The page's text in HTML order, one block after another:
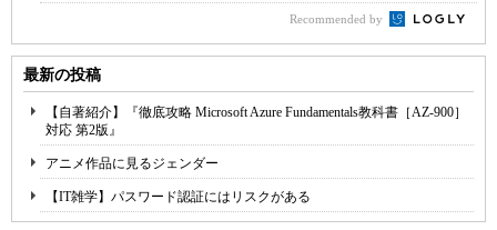
Recommended by
最新の投稿
【自著紹介】『徹底攻略 Microsoft Azure Fundamentals教科書［AZ-900］
対応 第2版』
アニメ作品に見るジェンダー
【IT雑学】パスワード認証にはリスクがある